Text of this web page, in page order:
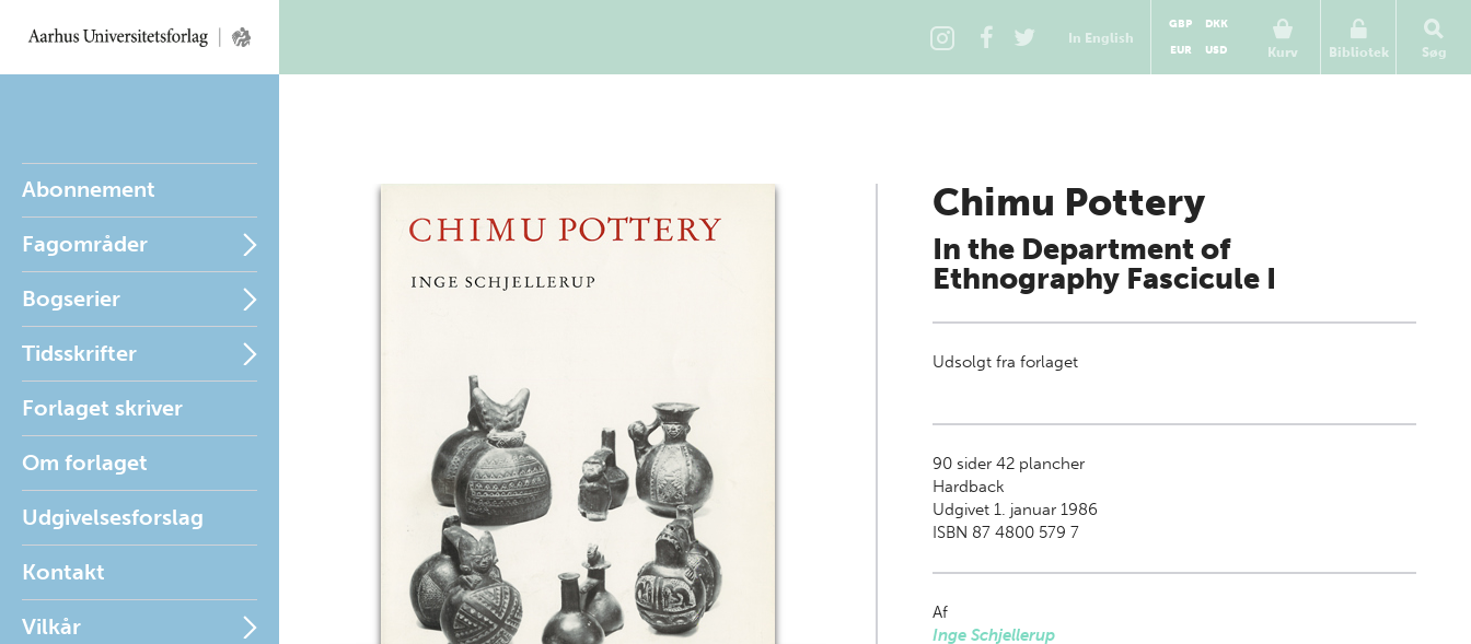
In English
Kurv
GBP
DKK
EUR
USD Bibliotek Søg
Abonnement
Fagområder
Bogserier
Tidsskrifter
Forlaget skriver
Om forlaget
Udgivelsesforslag
Kontakt
Vilkår
Chimu Pottery
In the Department of
Ethnography Fascicule I
Udsolgt fra forlaget
90sider 42 plancher
Hardback
Udgivet 1. januar 1986
ISBN 87 4800 579 7
Af
Inge Schjellerup